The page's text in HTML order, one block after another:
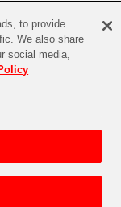
EVENT
マスター ミリオンライブ！
to provide
We also share
social media,